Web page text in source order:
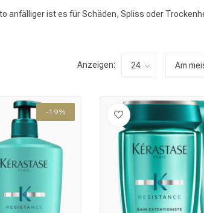
anfälliger ist es für Schäden, Spliss oder
Anzeigen:
-19%